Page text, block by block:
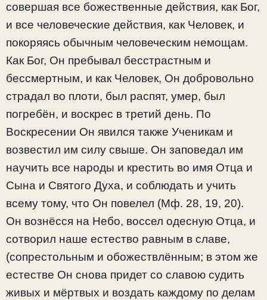
совершая все божественные действия, как Бог,
и все человеческие действия, как Человек, и
покоряясь обычным человеческим немощам.
Как Бог, Он пребывал бесстрастным и
бессмертным, и как Человек, Он добровольно
страдал во плоти, был распят, умер, был
погребён, и воскрес в третий день. По
Воскресении Он явился также Ученикам и
возвестил им силу свыше. Он заповедал им
научить все народы и крестить во имя Отца и
Сына и Святого Духа, и соблюдать и учить
всему тому, что Он повелел (Мф. 28, 19, 20).
Он вознёсся на Небо, воссел одесную Отца, и
сотворил наше естество равным в славе,
(сопрестольным и обожествлённым; в этом же
естестве Он снова придет со славою судить
живых и мёртвых и воздать каждому по делам